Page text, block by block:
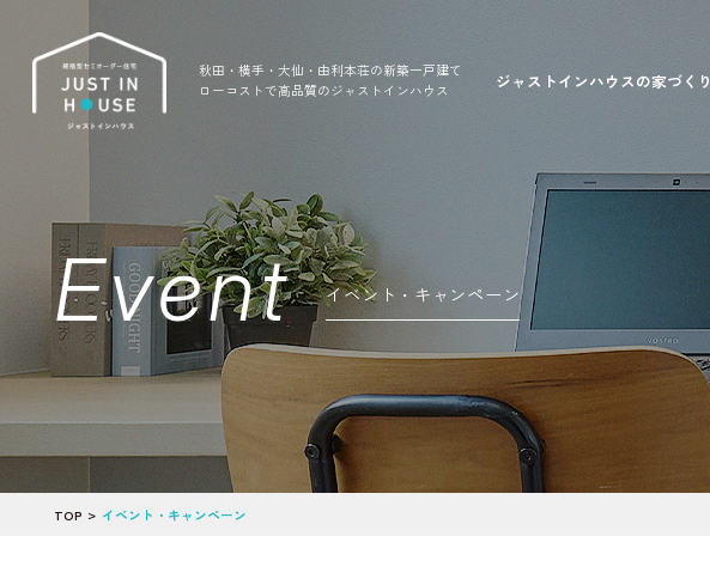
秋田・横手・大仙・由利本荘の新築一戸建て
ローコストで高品質のジャストインハウス
ジャストインハウスの家づくり
Event イベント・キャンペーン
TOP イベント・キャンペーン